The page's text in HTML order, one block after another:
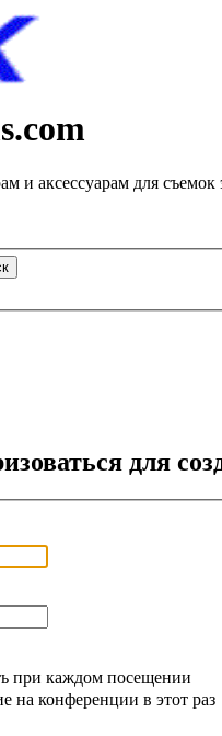
и аксессуарам для съемок
для
при каждом посещении
на конференции в этот раз